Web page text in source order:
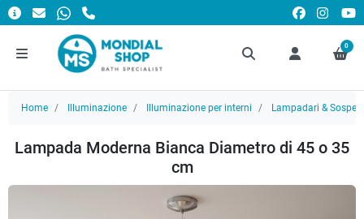
0
Home Illuminazione Illuminazione per interni Lampadari &
Lampada Moderna Bianca Diametro di 45 o 35
cm